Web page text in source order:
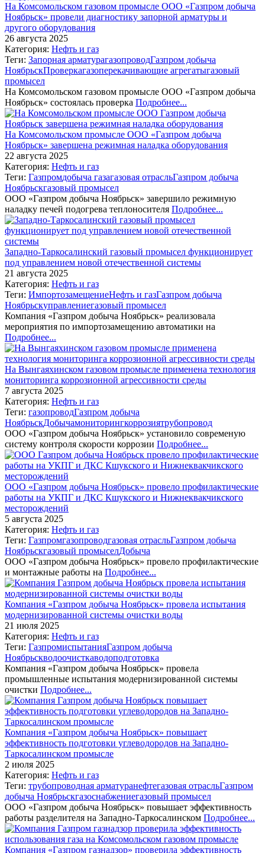
На Комсомольском газовом промысле ООО «Газпром добыча
Ноябрьск» провели диагностику запорной арматуры и
другого оборудования
26 августа 2025
Категория: Нефть и газ
Теги: Запорная арматурагазопроводГазпром добыча
НоябрьскПроверкагазоперекачивающие агрегатыгазовый
промысел
На Комсомольском газовом промысле ООО «Газпром добыча
Ноябрьск» состоялась проверка Подробнее...
На Комсомольском промысле ООО «Газпром добыча
Ноябрьск» завершена режимная наладка оборудования
22 августа 2025
Категория: Нефть и газ
Теги: Газпромдобыча газагазовая отрасльГазпром добыча
Ноябрьскгазовый промысел
ООО «Газпром добыча Ноябрьск» завершило режимную
наладку печей подогрева теплоносителя Подробнее...
Западно-Таркосалинский газовый промысел функционирует
под управлением новой отечественной системы
21 августа 2025
Категория: Нефть и газ
Теги: ИмпортозамещениеНефть и газГазпром добыча
Ноябрьскуправлениегазовый промысел
Компания «Газпром добыча Ноябрьск» реализовала
мероприятия по импортозамещению автоматики на
Подробнее...
На Вынгаяхинском газовом промысле применена технология
мониторинга коррозионной агрессивности среды
7 августа 2025
Категория: Нефть и газ
Теги: газопроводГазпром добыча
НоябрьскДобычамониторингкоррозиятрубопровод
ООО «Газпром добыча Ноябрьск» установило современую
систему контроля скорости коррозии Подробнее...
ООО «Газпром добыча Ноябрьск» провело профилактические
работы на УКПГ и ДКС Кшукского и Нижнеквакчикского
месторождений
5 августа 2025
Категория: Нефть и газ
Теги: Газпромгазопроводгазовая отрасльГазпром добыча
Ноябрьскгазовый промыселДобыча
ООО «Газпром добыча Ноябрьск» провело профилактические
и монтажные работы на Подробнее...
Компания «Газпром добыча Ноябрьск» провела испытания
модернизированной системы очистки воды
21 июля 2025
Категория: Нефть и газ
Теги: ГазпромиспытанияГазпром добыча
Ноябрьскводоочисткаводоподготовка
Компания «Газпром добыча Ноябрьск» провела
промышленные испытания модернизированной системы
очистки Подробнее...
Компания «Газпром добыча Ноябрьск» повышает
эффективность подготовки углеводородов на Западно-
Таркосалинском промысле
2 июля 2025
Категория: Нефть и газ
Теги: трубопроводная арматуранефтегазовая отрасльГазпром
добыча Ноябрьскгазоснабжениегазовый промысел
ООО «Газпром добыча Ноябрьск» повышает эффективность
работы разделителя на Западно-Таркосалинском Подробнее...
Компания «Газпром газнадзор» проверила эффективность